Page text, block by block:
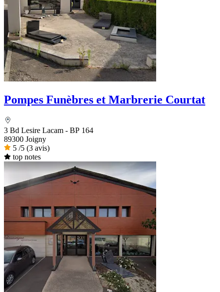
Pompes Funèbres et Marbrerie Courtat
3 Bd Lesire Lacam - BP 164
89300 Joigny
5 /5 (3 avis)
top notes